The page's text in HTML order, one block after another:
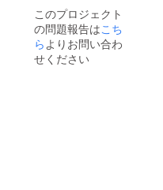
このプロジェクト
の問題報告はこち
ら よりお問い合わ
せください